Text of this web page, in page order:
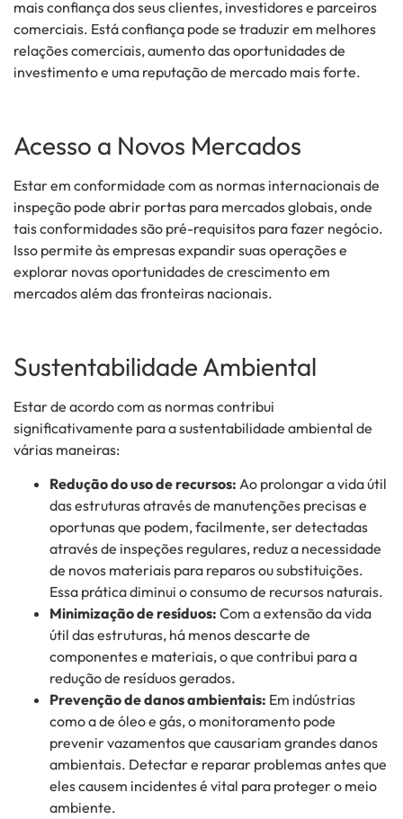
mais confiança dos seus clientes, investidores e parceiros
comerciais. Está confiança pode se traduzir em melhores
relações comerciais, aumento das oportunidades de
investimento e uma reputação de mercado mais forte.
Acesso a Novos Mercados
Estar em conformidade com as normas internacionais de
inspeção pode abrir portas para mercados globais, onde
tais conformidades são pré-requisitos para fazer negócio.
Isso permite às empresas expandir suas operações e
explorar novas oportunidades de crescimento em
mercados além das fronteiras nacionais.
Sustentabilidade Ambiental
Estar de acordo com as normas contribui
significativamente para a sustentabilidade ambiental de
várias maneiras:
Redução do uso de recursos: Ao prolongar a vida útil
das estruturas através de manutenções precisas e
oportunas que podem, facilmente, ser detectadas
através de inspeções regulares, reduz a necessidade
de novos materiais para reparos ou substituições.
Essa prática diminui o consumo de recursos naturais.
Minimização de resíduos: Com a extensão da vida
útil das estruturas, há menos descarte de
componentes e materiais, o que contribui para a
redução de resíduos gerados.
Prevenção de danos ambientais: Em indústrias
como a de óleo e gás, o monitoramento pode
prevenir vazamentos que causariam grandes danos
ambientais. Detectar e reparar problemas antes que
eles causem incidentes é vital para proteger o meio
ambiente.